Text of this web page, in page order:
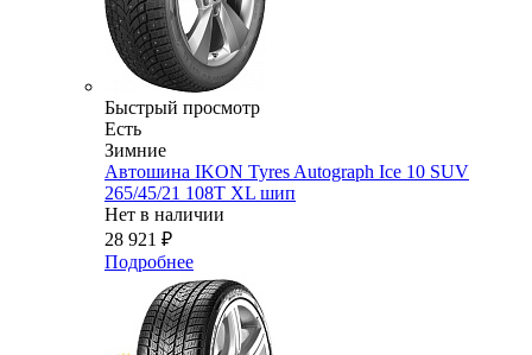
Быстрый просмотр
Есть
Зимние
Автошина IKON Tyres Autograph Ice 10 SUV
265/45/21 108T XL шип
Нет в наличии
28 921 ₽
Подробнее